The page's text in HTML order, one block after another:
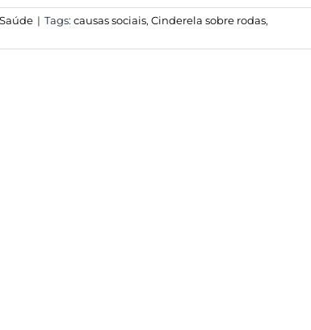
Saúde | Tags: causas sociais, Cinderela sobre rodas,